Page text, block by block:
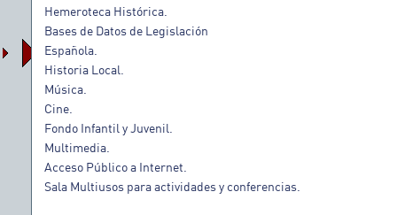
Hemeroteca Histórica.
Bases de Datos de Legislación
Española.
Historia Local.
Música.
Cine.
Fondo Infantil y Juvenil.
Multimedia.
Acceso Público a Internet.
Sala Multiusos para actividades y conferencias.